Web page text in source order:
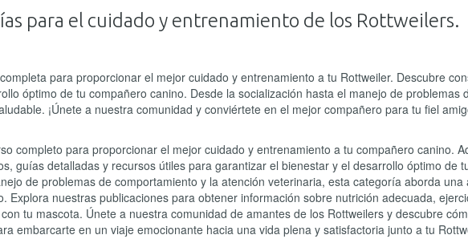
para el cuidado y entrenamiento de los Rottweilers.
para proporcionar el mejor cuidado y entrenamiento a tu Rottweiler. Descubre
óptimo de tu compañero canino. Desde la socialización hasta el manejo de problemas
¡Únete a nuestra comunidad y conviértete en el mejor compañero para tu fiel
completo para proporcionar el mejor cuidado y entrenamiento a tu compañero canino.
guías detalladas y recursos útiles para garantizar el bienestar y el desarrollo óptimo de
de problemas de comportamiento y la atención veterinaria, esta categoría aborda
nuestras publicaciones para obtener información sobre nutrición adecuada,
tu mascota. Únete a nuestra comunidad de amantes de los Rottweilers y descubre
embarcarte en un viaje emocionante hacia una vida plena y satisfactoria junto a tu